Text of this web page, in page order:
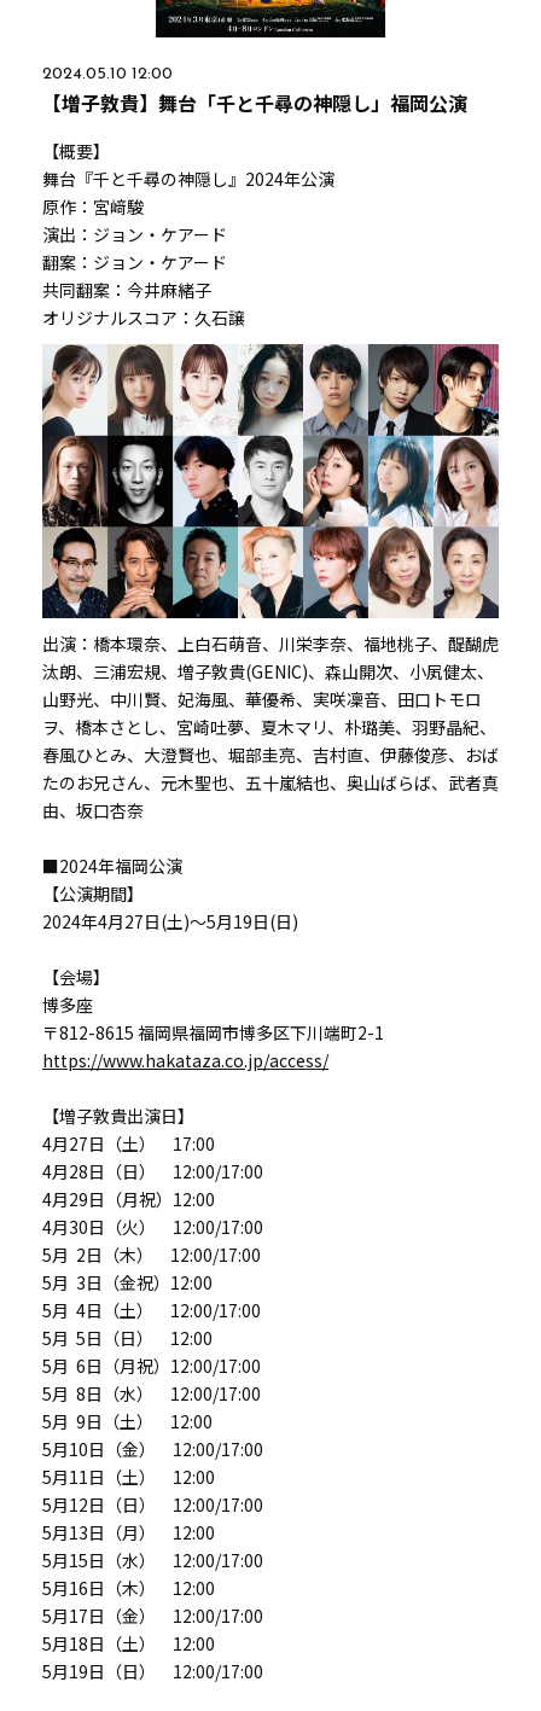
2024.05.10 12:00
【増子敦貴】舞台「千と千尋の神隠し」福岡公演
【概要】
舞台『千と千尋の神隠し』2024年公演
原作：宮﨑駿
演出：ジョン・ケアード
翻案：ジョン・ケアード
共同翻案：今井麻緒子
オリジナルスコア：久石譲
出演：橋本環奈、上白石萌音、川栄李奈、福地桃子、醍醐虎
汰朗、三浦宏規、増子敦貴(GENIC)、森山開次、小㞍健太、
山野光、中川賢、妃海風、華優希、実咲凜音、田口トモロ
ヲ、橋本さとし、宮崎吐夢、夏木マリ、朴璐美、羽野晶紀、
春風ひとみ、大澄賢也、堀部圭亮、吉村直、伊藤俊彦、おば
たのお兄さん、元木聖也、五十嵐結也、奥山ばらば、武者真
由、坂口杏奈
■2024年福岡公演
【公演期間】
2024年4月27日(土)～5月19日(日)
【会場】
博多座
〒812-8615 福岡県福岡市博多区下川端町2-1
https://www.hakataza.co.jp/access/
【増子敦貴出演日】
4月27日（土） 17:00
4月28日（日） 12:00/17:00
4月29日（月祝）12:00
4月30日（火） 12:00/17:00
5月 2日（木） 12:00/17:00
5月 3日（金祝）12:00
5月 4日（土） 12:00/17:00
5月 5日（日） 12:00
5月 6日（月祝）12:00/17:00
5月 8日（水） 12:00/17:00
5月 9日（土） 12:00
5月10日（金） 12:00/17:00
5月11日（土） 12:00
5月12日（日） 12:00/17:00
5月13日（月） 12:00
5月15日（水） 12:00/17:00
5月16日（木） 12:00
5月17日（金） 12:00/17:00
5月18日（土） 12:00
5月19日（日） 12:00/17:00